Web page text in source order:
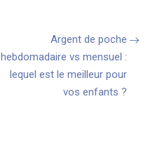
Argent de poche
hebdomadaire vs mensuel :
lequel est le meilleur pour
vos enfants ?